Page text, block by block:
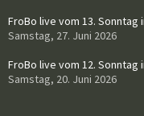
FroBo live vom 13. Sonntag
Samstag, 27. Juni 2026
FroBo live vom 12. Sonntag
Samstag, 20. Juni 2026